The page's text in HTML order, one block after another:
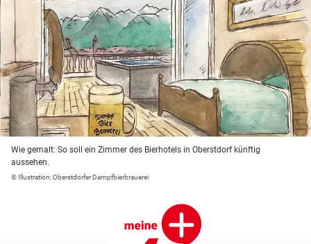
Wie gemalt: So soll ein Zimmer des Bierhotels in Oberstdorf künftig
aussehen.
© Illustration: Oberstdorfer Dampfbierbrauerei